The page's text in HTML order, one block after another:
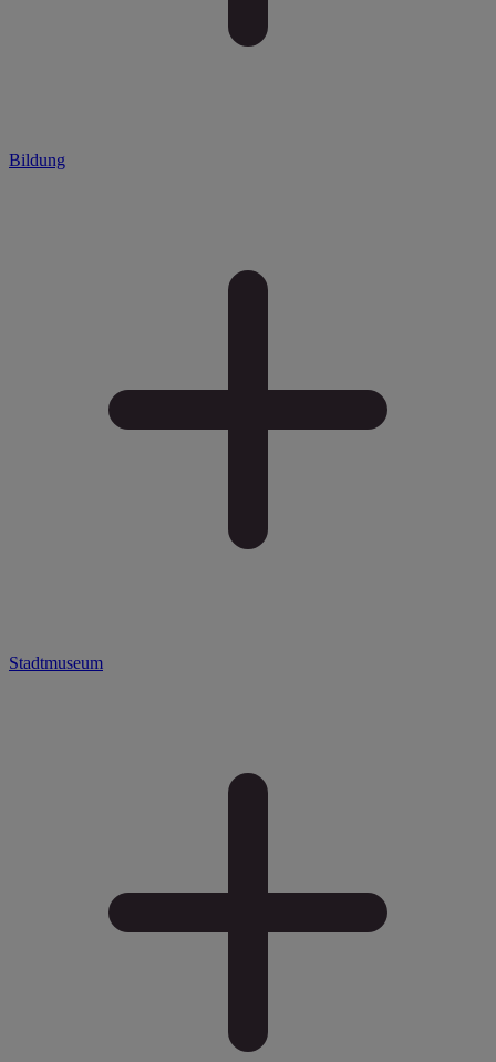
Bildung
Stadtmuseum